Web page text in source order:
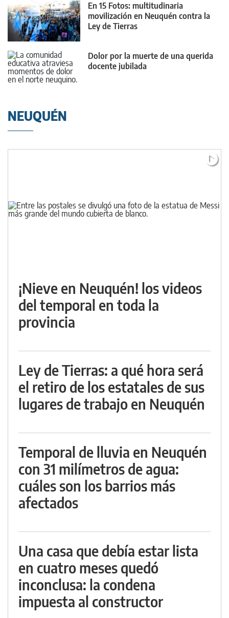
En 15 Fotos: multitudinaria
movilización en Neuquén contra la
Ley de Tierras
Dolor por la muerte de una querida
docente jubilada
NEUQUÉN
¡Nieve en Neuquén! los videos
del temporal en toda la
provincia
Ley de Tierras: a qué hora será
el retiro de los estatales de sus
lugares de trabajo en Neuquén
Temporal de lluvia en Neuquén
con 31 milímetros de agua:
cuáles son los barrios más
afectados
Una casa que debía estar lista
en cuatro meses quedó
inconclusa: la condena
impuesta al constructor